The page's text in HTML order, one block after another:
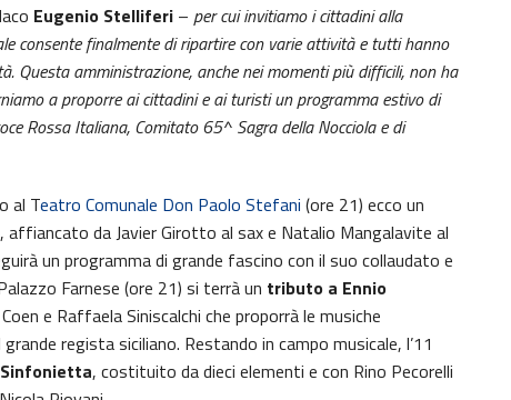
Eugenio Stelliferi – per cui invitiamo i cittadini alla
consente finalmente di ripartire con varie attività e tutti hanno
Questa amministrazione, anche nei momenti più difficili, non ha
a proporre ai cittadini e ai turisti un programma estivo di
Rossa Italiana, Comitato 65^ Sagra della Nocciola e di
al Teatro Comunale Don Paolo Stefani (ore 21) ecco un
, affiancato da Javier Girotto al sax e Natalio Mangalavite al
un programma di grande fascino con il suo collaudato e
Farnese (ore 21) si terrà un tributo a Ennio
e Raffaela Siniscalchi che proporrà le musiche
regista siciliano. Restando in campo musicale, l’11
, costituito da dieci elementi e con Rino Pecorelli